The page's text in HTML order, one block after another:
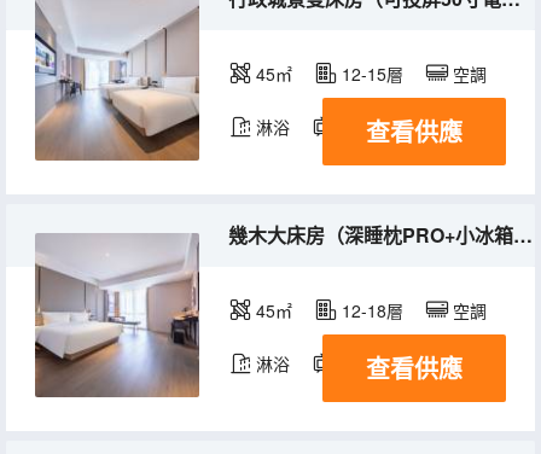
45㎡ 12-15層 空調
淋浴 電視機
查看供應
幾木大床房（深睡枕PRO+小冰箱+可投屏50寸電視）
45㎡ 12-18層 空調
淋浴 電視機 冰箱
查看供應